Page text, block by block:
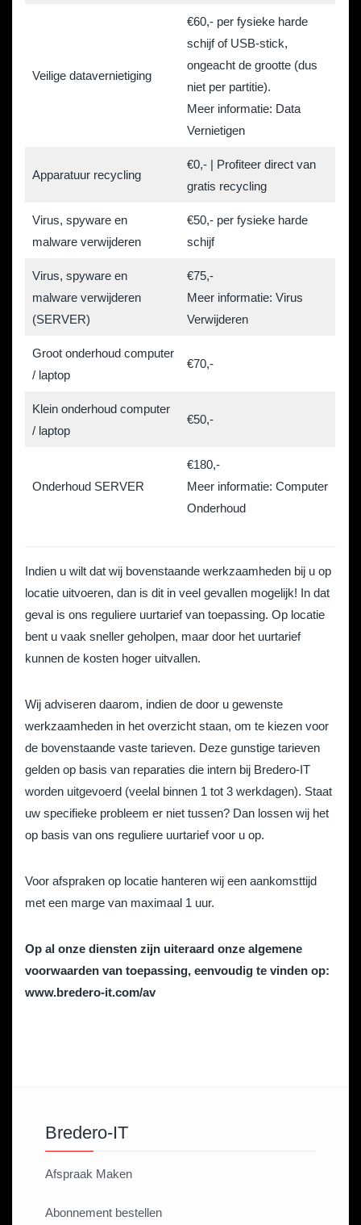
Veilige datavernietiging
€60,- per fysieke harde
schijf of USB-stick,
ongeacht de grootte (dus
niet per partitie).
Meer informatie: Data
Vernietigen
Apparatuur recycling
€0,- | Profiteer direct van
gratis recycling
Virus, spyware en
malware verwijderen
€50,- per fysieke harde
schijf
Virus, spyware en
malware verwijderen
(SERVER)
€75,-
Meer informatie: Virus
Verwijderen
Groot onderhoud computer
/ laptop
€70,-
Klein onderhoud computer
/ laptop
€50,-
Onderhoud SERVER
€180,-
Meer informatie: Computer
Onderhoud
Indien u wilt dat wij bovenstaande werkzaamheden bij u op
locatie uitvoeren, dan is dit in veel gevallen mogelijk! In dat
geval is ons reguliere uurtarief van toepassing. Op locatie
bent u vaak sneller geholpen, maar door het uurtarief
kunnen de kosten hoger uitvallen.
Wij adviseren daarom, indien de door u gewenste
werkzaamheden in het overzicht staan, om te kiezen voor
de bovenstaande vaste tarieven. Deze gunstige tarieven
gelden op basis van reparaties die intern bij Bredero-IT
worden uitgevoerd (veelal binnen 1 tot 3 werkdagen). Staat
uw specifieke probleem er niet tussen? Dan lossen wij het
op basis van ons reguliere uurtarief voor u op.
Voor afspraken op locatie hanteren wij een aankomsttijd
met een marge van maximaal 1 uur.
Op al onze diensten zijn uiteraard onze algemene
voorwaarden van toepassing, eenvoudig te vinden op:
www.bredero-it.com/av
Bredero-IT
Afspraak Maken
Abonnement bestellen